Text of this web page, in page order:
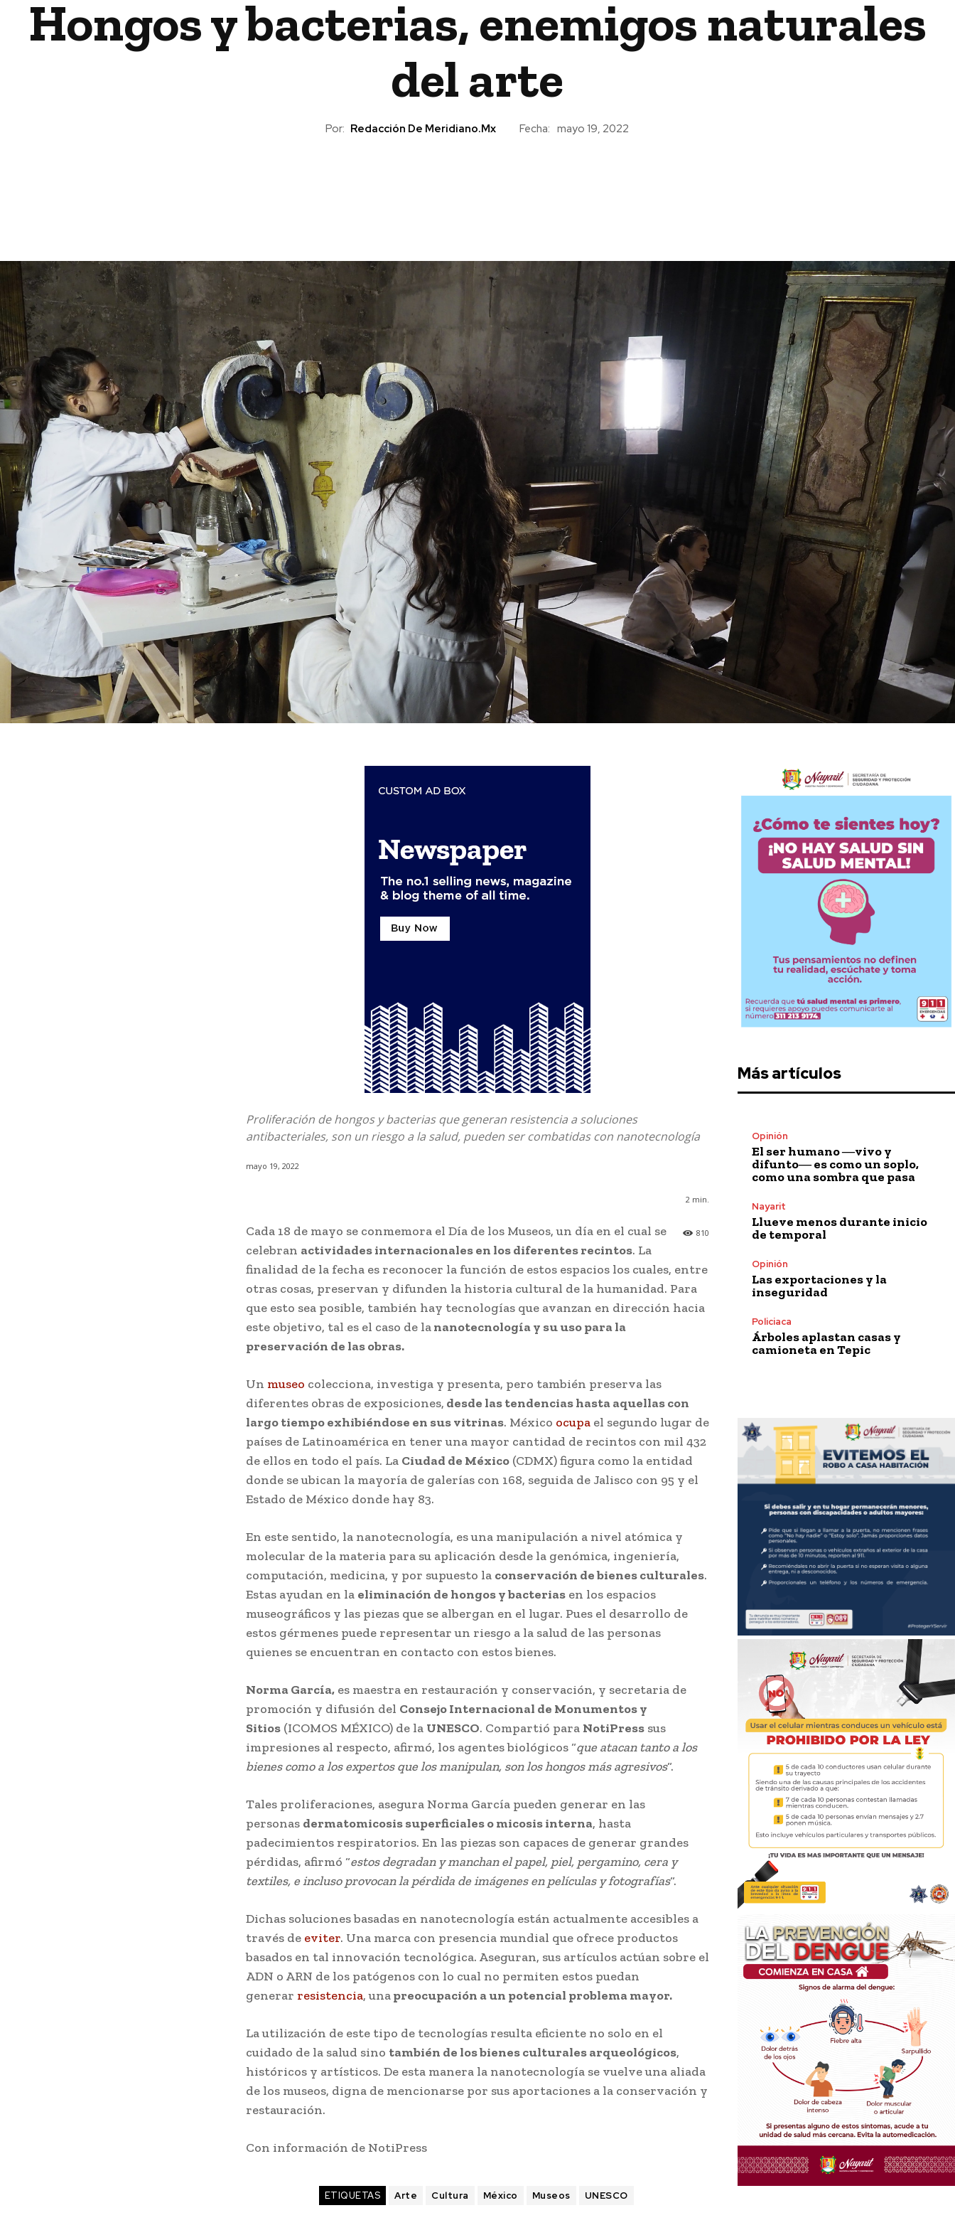
Hongos y bacterias, enemigos naturales
del arte
Por: Redacción De Meridiano.mx Fecha: mayo 19, 2022
Proliferación de hongos y bacterias que generan resistencia a soluciones
antibacteriales, son un riesgo a la salud, pueden ser combatidas con nanotecnología
mayo 19, 2022
2 min.
810
Cada 18 de mayo se conmemora el Día de los Museos, un día en el cual se
celebran actividades internacionales en los diferentes recintos. La
finalidad de la fecha es reconocer la función de estos espacios los cuales, entre
otras cosas, preservan y difunden la historia cultural de la humanidad. Para
que esto sea posible, también hay tecnologías que avanzan en dirección hacia
este objetivo, tal es el caso de lananotecnología y su uso para la
preservación de las obras.
Un museo colecciona, investiga y presenta, pero también preserva las
diferentes obras de exposiciones, desde las tendencias hasta aquellas con
largo tiempo exhibiéndose en sus vitrinas. México ocupa el segundo lugar de
países de Latinoamérica en tener una mayor cantidad de recintos con mil 432
de ellos en todo el país. La Ciudad de México (CDMX) figura como la entidad
donde se ubican la mayoría de galerías con 168, seguida de Jalisco con 95 y el
Estado de México donde hay 83.
En este sentido, la nanotecnología, es una manipulación a nivel atómica y
molecular de la materia para su aplicación desde la genómica, ingeniería,
computación, medicina, y por supuesto la conservación de bienes culturales.
Estas ayudan en la eliminación de hongos y bacterias en los espacios
museográficos y las piezas que se albergan en el lugar. Pues el desarrollo de
estos gérmenes puede representar un riesgo a la salud de las personas
quienes se encuentran en contacto con estos bienes.
Norma García, es maestra en restauración y conservación, y secretaria de
promoción y difusión del Consejo Internacional de Monumentos y
Sitios (ICOMOS MÉXICO) de la UNESCO. Compartió para NotiPress sus
impresiones al respecto, afirmó, los agentes biológicos “que atacan tanto a los
bienes como a los expertos que los manipulan, son los hongos más agresivos“.
Tales proliferaciones, asegura Norma García pueden generar en las
personas dermatomicosis superficiales o micosis interna, hasta
padecimientos respiratorios. En las piezas son capaces de generar grandes
pérdidas, afirmó “estos degradan y manchan el papel, piel, pergamino, cera y
textiles, e incluso provocan la pérdida de imágenes en películas y fotografías“.
Dichas soluciones basadas en nanotecnología están actualmente accesibles a
través de eviter. Una marca con presencia mundial que ofrece productos
basados en tal innovación tecnológica. Aseguran, sus artículos actúan sobre el
ADN o ARN de los patógenos con lo cual no permiten estos puedan
generar resistencia, unapreocupación a un potencial problema mayor.
La utilización de este tipo de tecnologías resulta eficiente no solo en el
cuidado de la salud sino también de los bienes culturales arqueológicos,
históricos y artísticos. De esta manera la nanotecnología se vuelve una aliada
de los museos, digna de mencionarse por sus aportaciones a la conservación y
restauración.
Con información de NotiPress
ETIQUETAS Arte Cultura México Museos UNESCO
Más artículos
Opinión
El ser humano ―vivo y
difunto― es como un soplo,
como una sombra que pasa
Nayarit
Llueve menos durante inicio
de temporal
Opinión
Las exportaciones y la
inseguridad
Policiaca
Árboles aplastan casas y
camioneta en Tepic